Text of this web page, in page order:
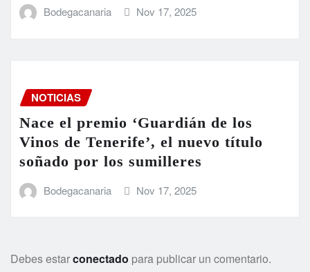
Bodegacanaria Nov 17, 2025
NOTICIAS
Nace el premio ‘Guardián de los
Vinos de Tenerife’, el nuevo título
soñado por los sumilleres
Bodegacanaria Nov 17, 2025
Debes estarconectado para publicar un comentario.